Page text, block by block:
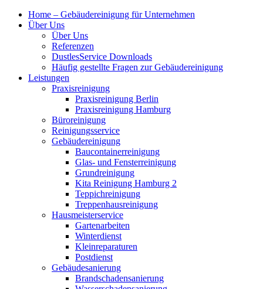
Home – Gebäudereinigung für Unternehmen
Über Uns
Über Uns
Referenzen
DustlesService Downloads
Häufig gestellte Fragen zur Gebäudereinigung
Leistungen
Praxisreinigung
Praxisreinigung Berlin
Praxisreinigung Hamburg
Büroreinigung
Reinigungsservice
Gebäudereinigung
Baucontainerreinigung
Glas- und Fensterreinigung
Grundreinigung
Kita Reinigung Hamburg 2
Teppichreinigung
Treppenhausreinigung
Hausmeisterservice
Gartenarbeiten
Winterdienst
Kleinreparaturen
Postdienst
Gebäudesanierung
Brandschadensanierung